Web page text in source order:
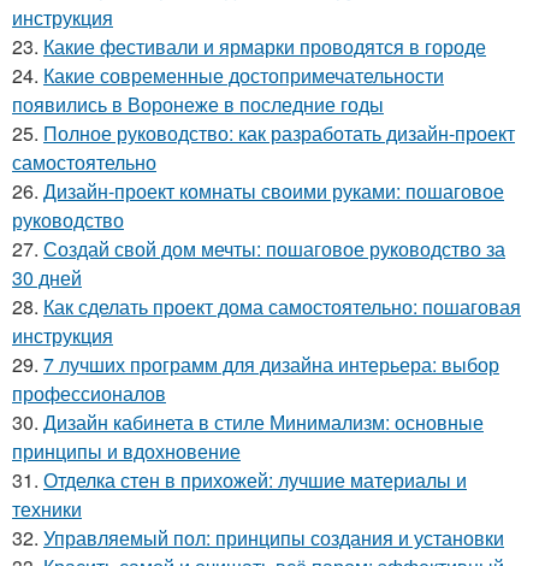
инструкция
23. Какие фестивали и ярмарки проводятся в городе
24. Какие современные достопримечательности
появились в Воронеже в последние годы
25. Полное руководство: как разработать дизайн-проект
самостоятельно
26. Дизайн-проект комнаты своими руками: пошаговое
руководство
27. Создай свой дом мечты: пошаговое руководство за
30 дней
28. Как сделать проект дома самостоятельно: пошаговая
инструкция
29. 7 лучших программ для дизайна интерьера: выбор
профессионалов
30. Дизайн кабинета в стиле Минимализм: основные
принципы и вдохновение
31. Отделка стен в прихожей: лучшие материалы и
техники
32. Управляемый пол: принципы создания и установки